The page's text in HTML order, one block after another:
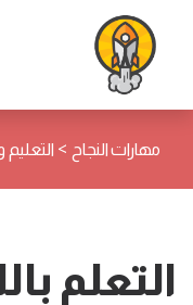
مهارات النجاح > التعليم
التعلم